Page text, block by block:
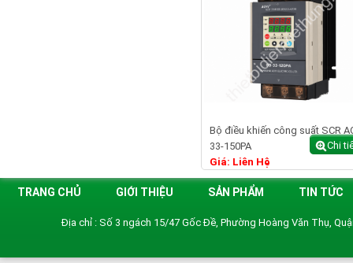
Bộ điều khiến công suất SCR
33-150PA
Giá: Liên Hệ
Chi
TRANG CHỦ GIỚI THIỆU SẢN PHẨM TIN TỨC
Địa chỉ : Số 3 ngách 15/47 Gốc Đề, Phường Hoàng Văn Thụ,